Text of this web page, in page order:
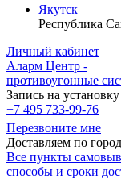
Якутск
Республика
Личный кабинет
Аларм Центр -
противоугонные
Запись на установку
+7 495 733-99-76
Перезвоните мне
Доставляем по
Все пункты
способы и сроки